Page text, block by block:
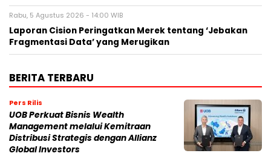
Rabu, 5 Agustus 2026 - 14:00 WIB
Laporan Cision Peringatkan Merek tentang ‘Jebakan
Fragmentasi Data’ yang Merugikan
BERITA TERBARU
Pers Rilis
UOB Perkuat Bisnis Wealth
Management melalui Kemitraan
Distribusi Strategis dengan Allianz
Global Investors